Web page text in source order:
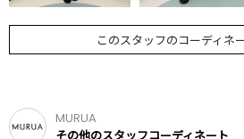
このスタッフのコーディネ
MURUA
その他のスタッフコーディネート